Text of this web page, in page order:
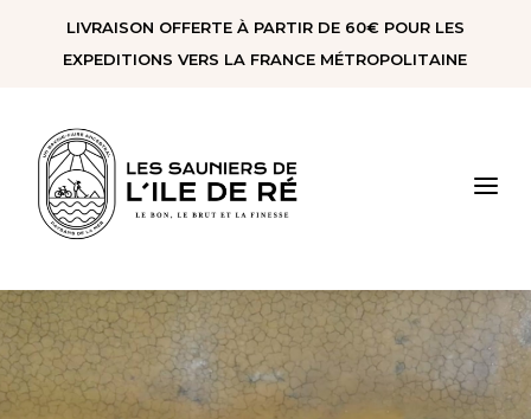
Panneau de gestion des cookies
LIVRAISON OFFERTE À PARTIR DE 60€ POUR LES
EXPEDITIONS VERS LA FRANCE MÉTROPOLITAINE
a